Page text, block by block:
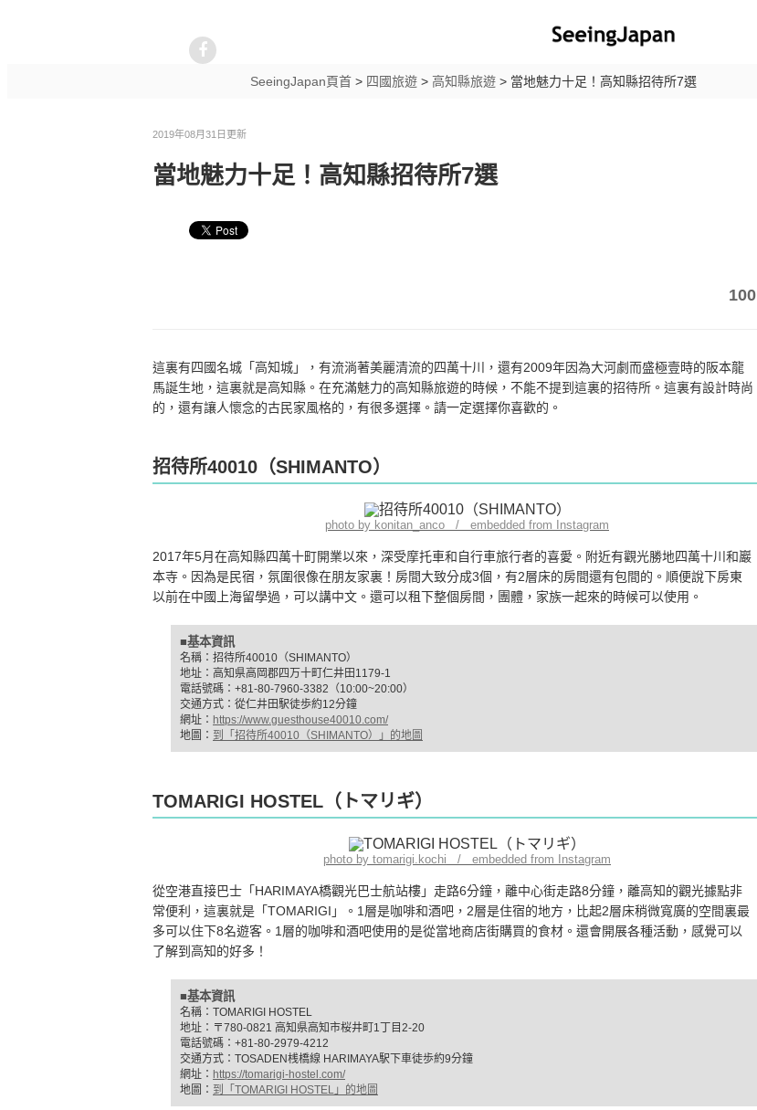
SeeingJapan頁首> 四國旅遊> 高知縣旅遊> 當地魅力十足！高知縣招待所7選
2019年08月31日更新
當地魅力十足！高知縣招待所7選
100
這裏有四國名城「高知城」，有流淌著美麗清流的四萬十川，還有2009年因為大河劇而盛極壹時的阪本龍
馬誕生地，這裏就是高知縣。在充滿魅力的高知縣旅遊的時候，不能不提到這裏的招待所。這裏有設計時尚
的，還有讓人懷念的古民家風格的，有很多選擇。請一定選擇你喜歡的。
招待所40010（SHIMANTO）
photo by konitan_anco / embedded from Instagram
2017年5月在高知縣四萬十町開業以來，深受摩托車和自行車旅行者的喜愛。附近有觀光勝地四萬十川和巖
本寺。因為是民宿，氛圍很像在朋友家裏！房間大致分成3個，有2層床的房間還有包間的。順便說下房東
以前在中國上海留學過，可以講中文。還可以租下整個房間，團體，家族一起來的時候可以使用。
■基本資訊
名稱：招待所40010（SHIMANTO）
地址：高知県高岡郡四万十町仁井田1179-1
電話號碼：+81-80-7960-3382（10:00~20:00）
交通方式：從仁井田駅徒歩約12分鐘
網址： https://www.guesthouse40010.com/
地圖： 到「招待所40010（SHIMANTO）」的地圖
TOMARIGI HOSTEL（トマリギ）
photo by tomarigi.kochi / embedded from Instagram
從空港直接巴士「HARIMAYA橋觀光巴士航站樓」走路6分鐘，離中心街走路8分鐘，離高知的觀光據點非
常便利，這裏就是「TOMARIGI」。1層是咖啡和酒吧，2層是住宿的地方，比起2層床稍微寬廣的空間裏最
多可以住下8名遊客。1層的咖啡和酒吧使用的是從當地商店街購買的食材。還會開展各種活動，感覺可以
了解到高知的好多！
■基本資訊
名稱：TOMARIGI HOSTEL
地址：〒780-0821 高知県高知市桜井町1丁目2-20
電話號碼：+81-80-2979-4212
交通方式：TOSADEN桟橋線 HARIMAYA駅下車徒歩約9分鐘
網址： https://tomarigi-hostel.com/
地圖： 到「TOMARIGI HOSTEL」的地圖